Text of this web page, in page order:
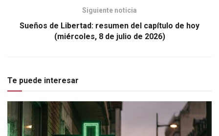
Siguiente noticia
Sueños de Libertad: resumen del capítulo de hoy
(miércoles, 8 de julio de 2026)
Te puede interesar